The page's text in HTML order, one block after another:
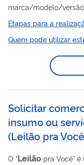
marca/modelo/versão
veículo adquiridos
jurídica. Para
possuem código de
limites de no
marca/modelo/
rodas....
Etapas para a
Quem pode utilizar
Solicitar
insumo ou
(Leilão pra Você
O "Leilão pra Você"